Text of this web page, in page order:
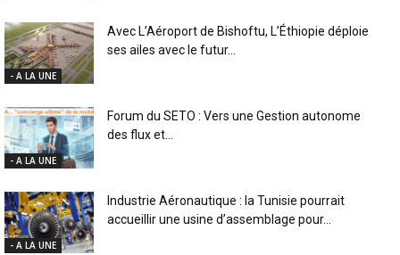
- A LA UNE
Avec L’Aéroport de Bishoftu, L’Éthiopie déploie
ses ailes avec le futur...
- A LA UNE
Forum du SETO : Vers une Gestion autonome
des flux et...
- A LA UNE
Industrie Aéronautique : la Tunisie pourrait
accueillir une usine d’assemblage pour...